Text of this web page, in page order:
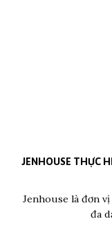
JENHOUSE THỰC
Jenhouse là đơn
đa